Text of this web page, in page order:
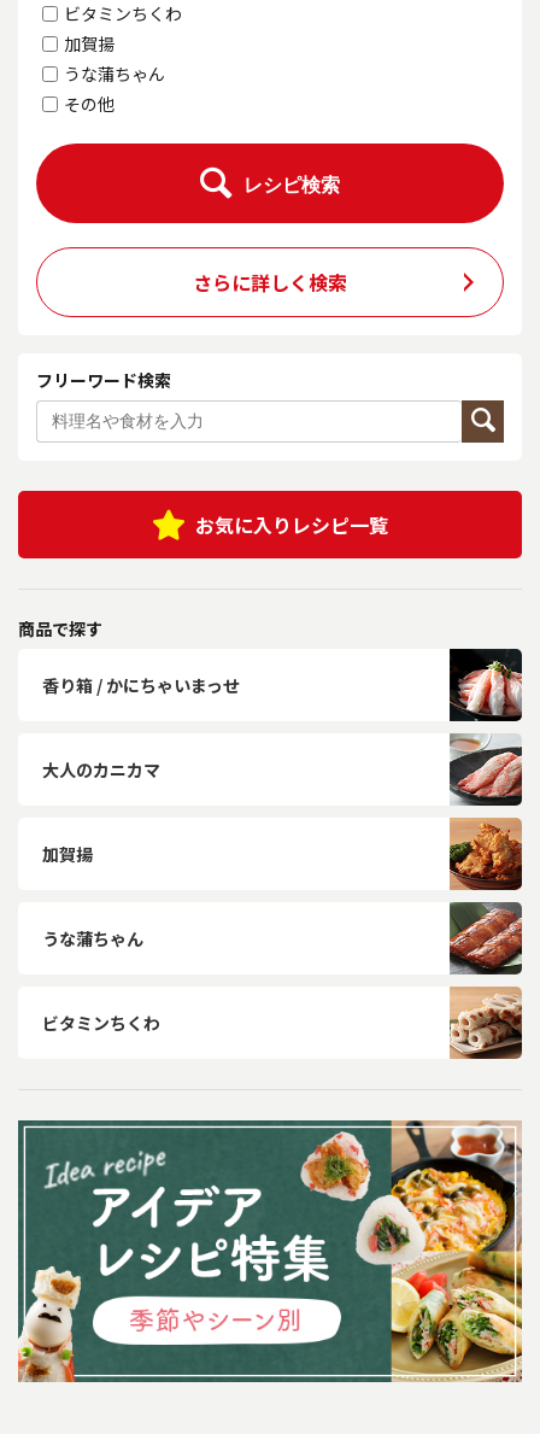
ビタミンちくわ
加賀揚
うな蒲ちゃん
その他
レシピ検索
さらに詳しく検索
フリーワード検索
お気に入りレシピ一覧
商品で探す
香り箱 / かにちゃいまっせ
大人のカニカマ
加賀揚
うな蒲ちゃん
ビタミンちくわ